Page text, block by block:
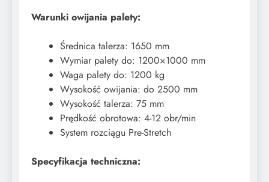
Warunki owijania palety:
Średnica talerza: 1650 mm
Wymiar palety do: 1200×1000 mm
Waga palety do: 1200 kg
Wysokość owijania: do 2500 mm
Wysokość talerza: 75 mm
Prędkość obrotowa: 4-12 obr/min
System rozciągu Pre-Stretch
Specyfikacja techniczna: